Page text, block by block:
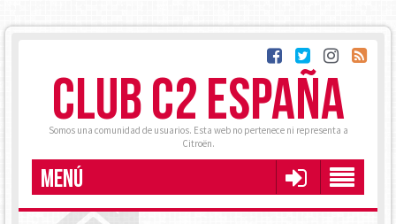
CLUB C2 ESPAÑA
Somos una comunidad de usuarios. Esta web no pertenece ni representa a
Citroën.
MENÚ